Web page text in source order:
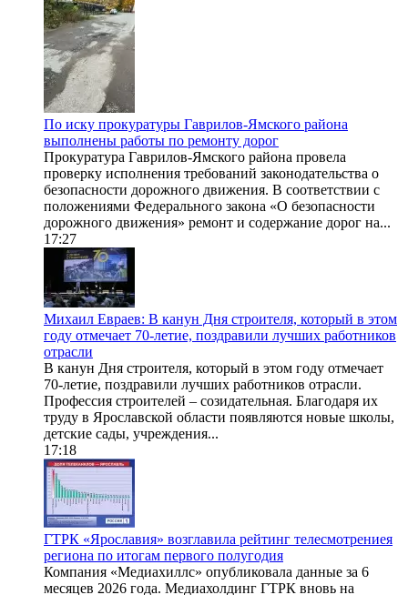
По иску прокуратуры Гаврилов-Ямского района
выполнены работы по ремонту дорог
Прокуратура Гаврилов-Ямского района провела
проверку исполнения требований законодательства о
безопасности дорожного движения. В соответствии с
положениями Федерального закона «О безопасности
дорожного движения» ремонт и содержание дорог на...
17:27
Михаил Евраев: В канун Дня строителя, который в этом
году отмечает 70-летие, поздравили лучших работников
отрасли
В канун Дня строителя, который в этом году отмечает
70-летие, поздравили лучших работников отрасли.
Профессия строителей – созидательная. Благодаря их
труду в Ярославской области появляются новые школы,
детские сады, учреждения...
17:18
ГТРК «Ярославия» возглавила рейтинг телесмотрениея
региона по итогам первого полугодия
Компания «Медиахиллс» опубликовала данные за 6
месяцев 2026 года. Медиахолдинг ГТРК вновь на